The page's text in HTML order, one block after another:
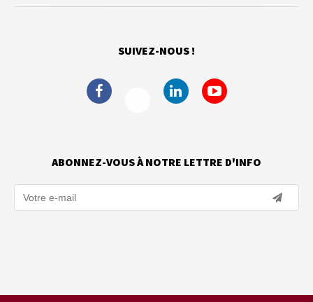
SUIVEZ-NOUS !
ABONNEZ-VOUS À NOTRE LETTRE D'INFO